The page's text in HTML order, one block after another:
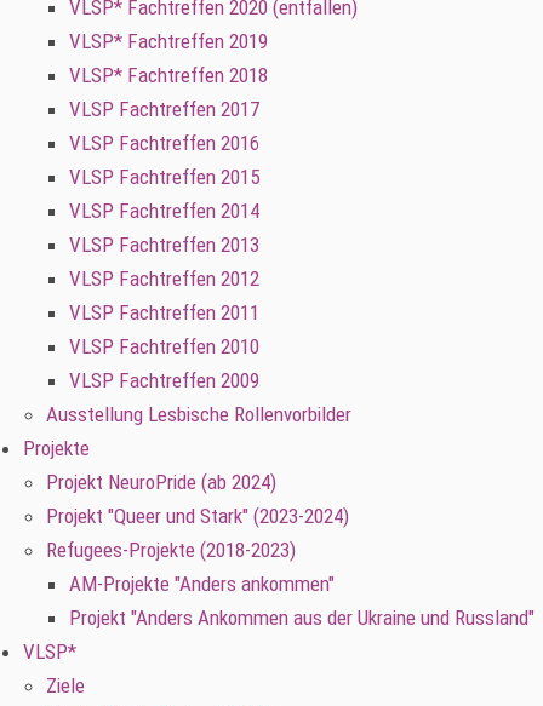
VLSP* Fachtreffen 2020 (entfallen)
VLSP* Fachtreffen 2019
VLSP* Fachtreffen 2018
VLSP Fachtreffen 2017
VLSP Fachtreffen 2016
VLSP Fachtreffen 2015
VLSP Fachtreffen 2014
VLSP Fachtreffen 2013
VLSP Fachtreffen 2012
VLSP Fachtreffen 2011
VLSP Fachtreffen 2010
VLSP Fachtreffen 2009
Ausstellung Lesbische Rollenvorbilder
Projekte
Projekt NeuroPride (ab 2024)
Projekt "Queer und Stark" (2023-2024)
Refugees-Projekte (2018-2023)
AM-Projekte "Anders ankommen"
Projekt "Anders Ankommen aus der Ukraine und Russland"
VLSP*
Ziele